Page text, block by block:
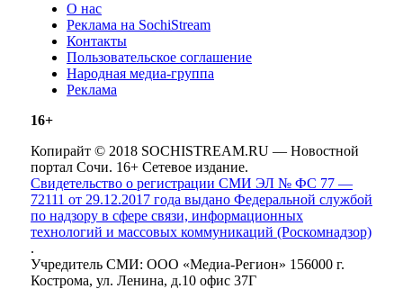
О нас
Реклама на SochiStream
Контакты
Пользовательское соглашение
Народная медиа-группа
Реклама
16+
Копирайт © 2018 SOCHISTREAM.RU — Новостной
портал Сочи. 16+ Сетевое издание.
Свидетельство о регистрации СМИ ЭЛ № ФС 77 —
72111 от 29.12.2017 года выдано Федеральной службой
по надзору в сфере связи, информационных
технологий и массовых коммуникаций (Роскомнадзор)
.
Учредитель СМИ: ООО «Медиа-Регион» 156000 г.
Кострома, ул. Ленина, д.10 офис 37Г